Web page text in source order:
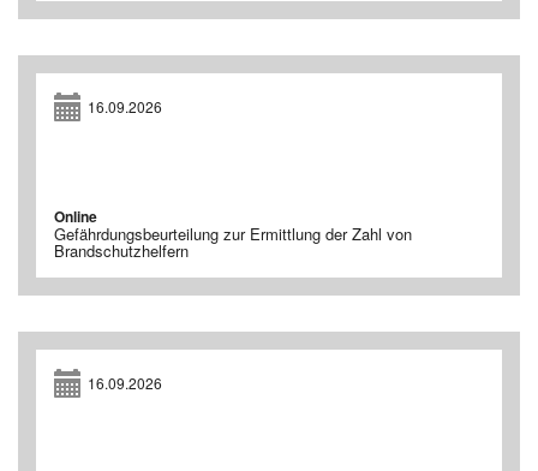
16.09.2026
Online
Gefährdungsbeurteilung zur Ermittlung der Zahl von
Brandschutzhelfern
16.09.2026